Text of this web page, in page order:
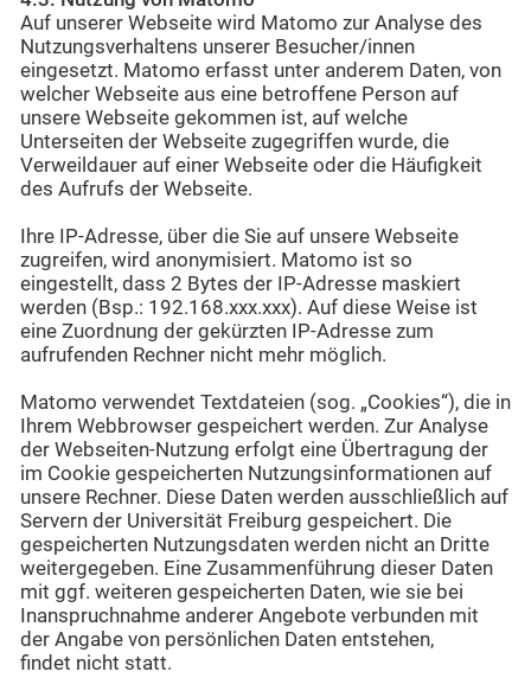
Auf unserer Webseite wird Matomo zur Analyse des
Nutzungsverhaltens unserer Besucher/innen
eingesetzt. Matomo erfasst unter anderem Daten, von
welcher Webseite aus eine betroffene Person auf
unsere Webseite gekommen ist, auf welche
Unterseiten der Webseite zugegriffen wurde, die
Verweildauer auf einer Webseite oder die Häufigkeit
des Aufrufs der Webseite.
Ihre IP-Adresse, über die Sie auf unsere Webseite
zugreifen, wird anonymisiert. Matomo ist so
eingestellt, dass 2 Bytes der IP-Adresse maskiert
werden (Bsp.: 192.168.xxx.xxx). Auf diese Weise ist
eine Zuordnung der gekürzten IP-Adresse zum
aufrufenden Rechner nicht mehr möglich.
Matomo verwendet Textdateien (sog. „Cookies“), die in
Ihrem Webbrowser gespeichert werden. Zur Analyse
der Webseiten-Nutzung erfolgt eine Übertragung der
im Cookie gespeicherten Nutzungsinformationen auf
unsere Rechner. Diese Daten werden ausschließlich auf
Servern der Universität Freiburg gespeichert. Die
gespeicherten Nutzungsdaten werden nicht an Dritte
weitergegeben. Eine Zusammenführung dieser Daten
mit ggf. weiteren gespeicherten Daten, wie sie bei
Inanspruchnahme anderer Angebote verbunden mit
der Angabe von persönlichen Daten entstehen,
findet nicht statt.